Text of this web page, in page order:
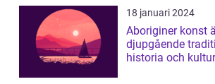
18 januari 2024
Aboriginer konst
djupgående
historia och kultur